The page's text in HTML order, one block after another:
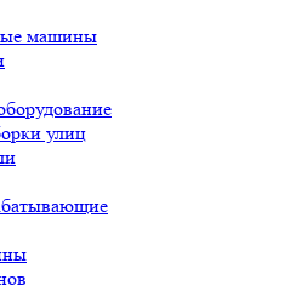
машины
улиц